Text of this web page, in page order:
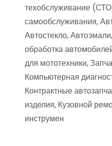
техобслуживание
самообслуживания,
Автостекло,
обработка
для мототехники,
Компьютерная
Контрактные
изделия, Кузовной
инструмен